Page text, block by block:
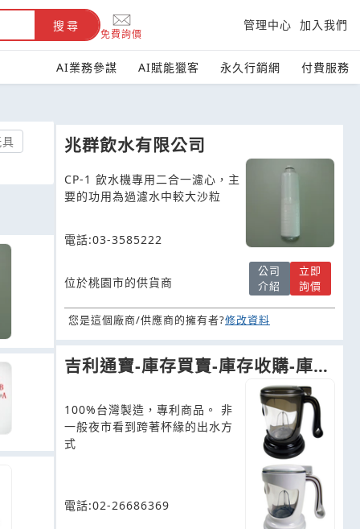
搜尋
免費詢價
管理中心 加入我們
AI業務參謀 AI賦能獵客 永久行銷網 付費服務
兆群飲水有限公司
CP-1 飲水機專用二合一濾心，主
要的功用為過濾水中較大沙粒
電話:03-3585222
位於桃園市的供貨商
公司
介紹
立即
詢價
您是這個廠商/供應商的擁有者?修改資料
吉利通寶-庫存買賣-庫存收購-庫存
貨出清-生活用品庫存-買賣庫存
100%台灣製造，專利商品。 非
一般夜市看到跨著杯緣的出水方
式
電話:02-26686369